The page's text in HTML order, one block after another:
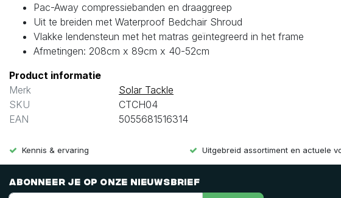
Pac-Away compressiebanden en draaggreep
Uit te breiden met Waterproof Bedchair Shroud
Vlakke lendensteun met het matras geïntegreerd in het frame
Afmetingen: 208cm x 89cm x 40-52cm
Product informatie
Merk
Solar Tackle
SKU
CTCH04
EAN
5055681516314
Kennis & ervaring Uitgebreid assortiment en actuele
Abonneer je op onze nieuwsbrief